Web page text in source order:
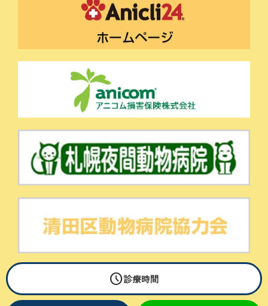
© Sugiura Pet Clinic All Rights Reserved.
schedule診療時間